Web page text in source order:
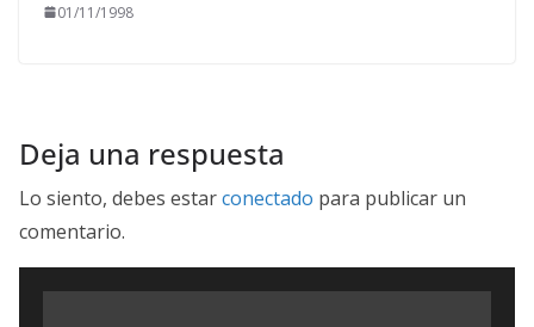
01/11/1998
Deja una respuesta
Lo siento, debes estarconectado para publicar un
comentario.